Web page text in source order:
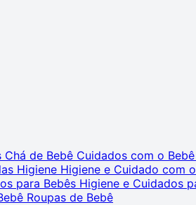
Chá de Bebê Cuidados com o Bebê
Higiene Higiene e Cuidado com
para Bebês Higiene e Cuidados
Roupas de Bebê